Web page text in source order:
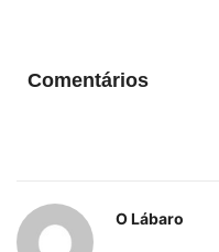
Comentários
O Lábaro